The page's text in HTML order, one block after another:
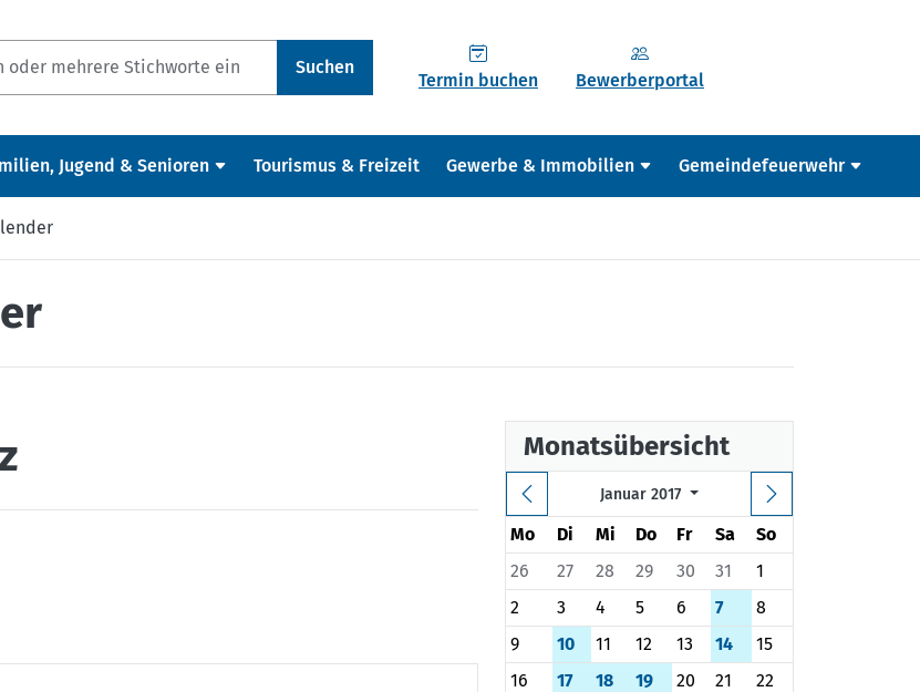
Suchen
Termin buchen Bewerberportal
Jugend & Senioren Tourismus & Freizeit Gewerbe & Immobilien Gemeindefeuerwehr
Monatsübersicht
Januar 2017
Mo Di Mi Do Fr Sa
So
26
27 28 29 30 31
1
2
3 4 5 6 7
8
9
10 11 12 13 14
15
16
17 18 19 20 21
22